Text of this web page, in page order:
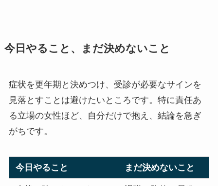
今日やること、まだ決めないこと
症状を更年期と決めつけ、受診が必要なサインを
見落とすことは避けたいところです。特に責任あ
る立場の女性ほど、自分だけで抱え、結論を急ぎ
がちです。
今日やること まだ決めないこと